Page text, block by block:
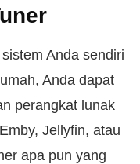
Anda sendiri
Anda dapat
perangkat lunak
Jellyfin, atau
apa pun yang